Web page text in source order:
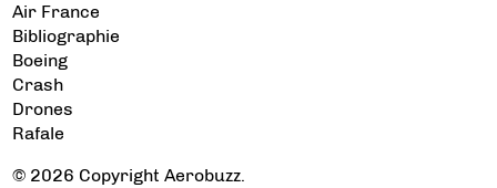
Air France
Bibliographie
Boeing
Crash
Drones
Rafale
© 2026 Copyright Aerobuzz.